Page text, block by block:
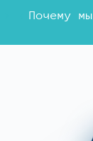
Почему мы